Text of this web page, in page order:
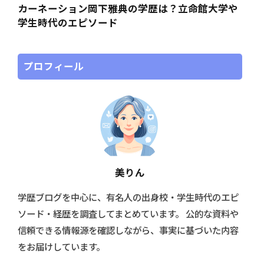
カーネーション岡下雅典の学歴は？立命館大学や
学生時代のエピソード
プロフィール
美りん
学歴ブログを中心に、有名人の出身校・学生時代のエピ
ソード・経歴を調査してまとめています。 公的な資料や
信頼できる情報源を確認しながら、事実に基づいた内容
をお届けしています。